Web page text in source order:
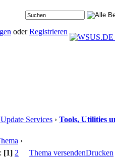
oderRegistrieren
Services › Tools, Utilities
›
[1] 2 Thema versendenDrucken